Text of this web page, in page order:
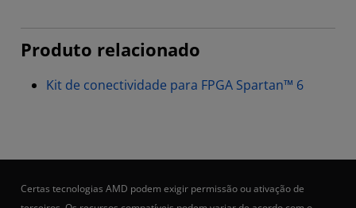
Produto relacionado
Kit de conectividade para FPGA Spartan™ 6
Certas tecnologias AMD podem exigir permissão ou ativação de